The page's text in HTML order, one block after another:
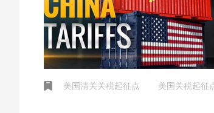
美国清关关税起征点 美国关税起征